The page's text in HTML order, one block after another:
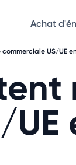
Achat
US/UE